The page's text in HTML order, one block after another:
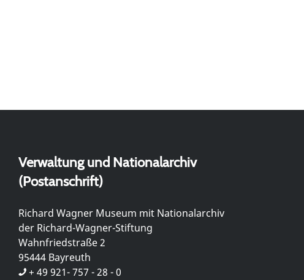
Verwaltung und Nationalarchiv
(Postanschrift)
Richard Wagner Museum mit Nationalarchiv
der Richard-Wagner-Stiftung
Wahnfriedstraße 2
95444 Bayreuth
+ 49 921- 757 - 28 - 0